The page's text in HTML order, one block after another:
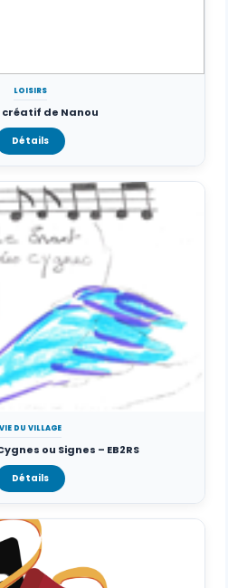
LOISIRS
de Nanou
Détails
VIE DU VILLAGE
ou Signes – EB2RS
Détails